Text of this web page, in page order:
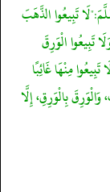
تَبِيعُوا الذَّهَبَ
تَبِيعُوا الْوَرِقَ
مِنْهَا غَائِبًا
بِالْوَرِقِ، إِلَّا